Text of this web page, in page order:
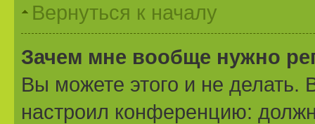
Вернуться к началу
Зачем мне вообще нужно
Вы можете этого и не делать.
настроил конференцию: